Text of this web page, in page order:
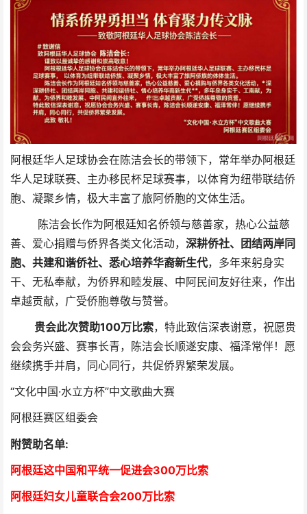
阿根廷华人足球协会在陈洁会长的带领下，常年举办阿根廷
华人足球联赛、主办移民杯足球赛事，以体育为纽带联结侨
胞、凝聚乡情，极大丰富了旅阿侨胞的文体生活。
陈洁会长作为阿根廷知名侨领与慈善家，热心公益慈
善、爱心捐赠与侨界各类文化活动， 深耕侨社、团结两岸同
胞、共建和谐侨社、悉心培养华裔新生代，多年来躬身实
干、无私奉献，为侨界和睦发展、中阿民间友好往来，作出
卓越贡献，广受侨胞尊敬与赞誉。
贵会此次赞助100万比索，特此致信深表谢意，祝愿贵
会会务兴盛、赛事长青，陈洁会长顺遂安康、福泽常伴！愿
继续携手并肩，同心同行，共促侨界繁荣发展。
“文化中国·水立方杯”中文歌曲大赛
阿根廷赛区组委会
附赞助名单:
阿根廷这中国和平统一促进会300万比索
阿根廷妇女儿童联合会200万比索